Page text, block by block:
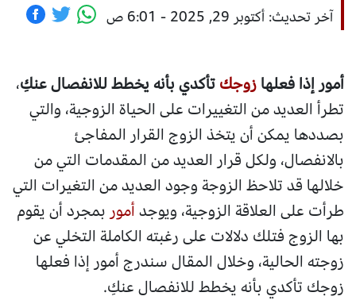
آخر تحديث: أكتوبر 29, 2025 - 6:01 ص
أمور إذا فعلهازوجكتأكدي بأنه يخطط للانفصال عنكِ،
تطرأ العديد من التغييرات على الحياة الزوجية، والتي
بصددها يمكن أن يتخذ الزوج القرار المفاجئ
بالانفصال، ولكل قرار العديد من المقدمات التي من
خلالها قد تلاحظ الزوجة وجود العديد من التغيرات التي
طرأت على العلاقة الزوجية، ويوجدأمور بمجرد أن يقوم
بها الزوج فتلك دلالات على رغبته الكاملة التخلي عن
زوجته الحالية، وخلال المقال سندرج أمور إذا فعلها
زوجك تأكدي بأنه يخطط للانفصال عنكِ.